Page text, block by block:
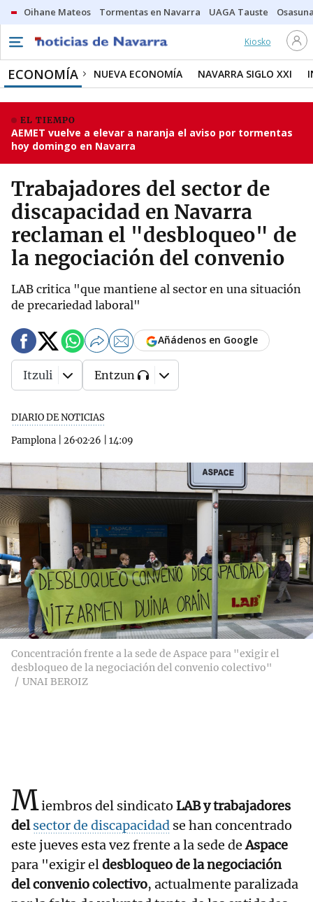
Oihane Mateos Tormentas en Navarra UAGA Tauste
Kiosko
ECONOMÍA NUEVA ECONOMÍA NAVARRA SIGLO XXI
EL TIEMPO
AEMET vuelve a elevar a naranja el aviso por tormentas
hoy domingo en Navarra
Trabajadores del sector de
discapacidad en Navarra
reclaman el "desbloqueo" de
la negociación del convenio
LAB critica "que mantiene al sector en una situación
de precariedad laboral"
DIARIO DE NOTICIAS
Pamplona
26·02·26 14:09
Añádenos en Google
Itzuli Entzun
Concentración frente a la sede de Aspace para "exigir el
desbloqueo de la negociación del convenio colectivo"
UNAI BEROIZ
Miembros del sindicato LAB y trabajadores
delsector de discapacidad se han concentrado
este jueves esta vez frente a la sede deAspace
para "exigir eldesbloqueo de la negociación
del convenio colectivo, actualmente paralizada